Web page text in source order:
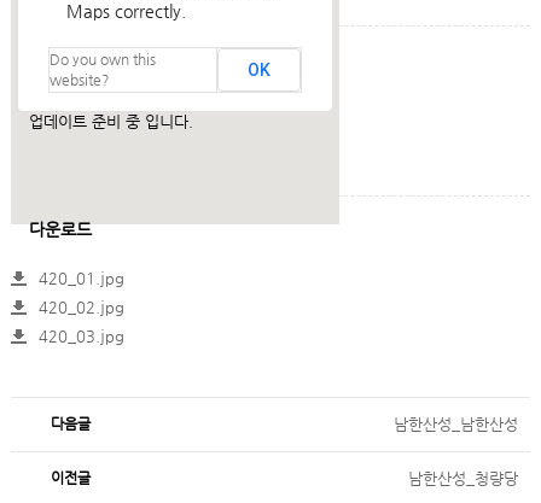
Maps correctly.
Do you own this
website?
OK
건축설명
업데이트 준비 중 입니다.
다운로드
420_01.jpg
420_02.jpg
420_03.jpg
다음글 남한산성_남한산성
이전글 남한산성_청량당